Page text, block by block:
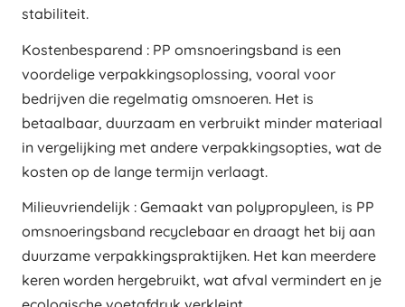
stabiliteit.
Kostenbesparend : PP omsnoeringsband is een
voordelige verpakkingsoplossing, vooral voor
bedrijven die regelmatig omsnoeren. Het is
betaalbaar, duurzaam en verbruikt minder materiaal
in vergelijking met andere verpakkingsopties, wat de
kosten op de lange termijn verlaagt.
Milieuvriendelijk : Gemaakt van polypropyleen, is PP
omsnoeringsband recyclebaar en draagt het bij aan
duurzame verpakkingspraktijken. Het kan meerdere
keren worden hergebruikt, wat afval vermindert en je